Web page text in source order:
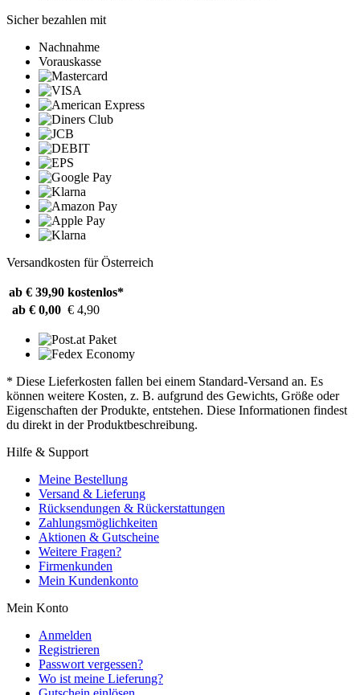
Sicher bezahlen mit
Nachnahme
Vorauskasse
Versandkosten für Österreich
ab € 39,90 kostenlos*
ab € 0,00 € 4,90
* Diese Lieferkosten fallen bei einem Standard-Versand an. Es
können weitere Kosten, z. B. aufgrund des Gewichts, Größe oder
Eigenschaften der Produkte, entstehen. Diese Informationen findest
du direkt in der Produktbeschreibung.
Hilfe & Support
Meine Bestellung
Versand & Lieferung
Rücksendungen & Rückerstattungen
Zahlungsmöglichkeiten
Aktionen & Gutscheine
Weitere Fragen?
Firmenkunden
Mein Kundenkonto
Mein Konto
Anmelden
Registrieren
Passwort vergessen?
Wo ist meine Lieferung?